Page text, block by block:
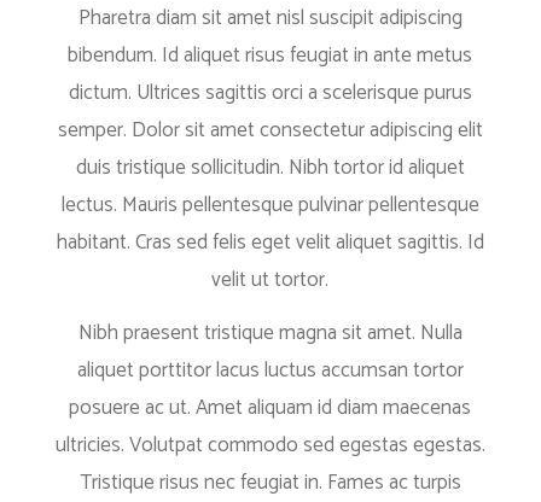
Pharetra diam sit amet nisl suscipit adipiscing
bibendum. Id aliquet risus feugiat in ante metus
dictum. Ultrices sagittis orci a scelerisque purus
semper. Dolor sit amet consectetur adipiscing elit
duis tristique sollicitudin. Nibh tortor id aliquet
lectus. Mauris pellentesque pulvinar pellentesque
habitant. Cras sed felis eget velit aliquet sagittis. Id
velit ut tortor.
Nibh praesent tristique magna sit amet. Nulla
aliquet porttitor lacus luctus accumsan tortor
posuere ac ut. Amet aliquam id diam maecenas
ultricies. Volutpat commodo sed egestas egestas.
Tristique risus nec feugiat in. Fames ac turpis